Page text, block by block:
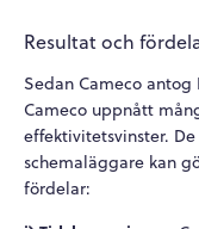
Resultat och
Sedan Cameco
Cameco uppnått
effektivitetsvinster.
schemaläggare kan
fördelar: